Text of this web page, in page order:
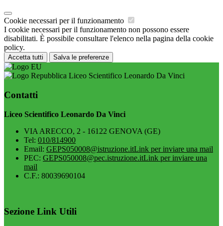
Cookie necessari per il funzionamento
I cookie necessari per il funzionamento non possono essere
disabilitati. È possibile consultare l'elenco nella pagina della cookie
policy.
Accetta tutti Salva le preferenze
Liceo Scientifico Leonardo Da Vinci
Contatti
Liceo Scientifico Leonardo Da Vinci
VIA ARECCO, 2 - 16122 GENOVA (GE)
Tel: 010/814900
Email: GEPS050008@istruzione.itLink per inviare una mail
PEC: GEPS050008@pec.istruzione.itLink per inviare una
mail
C.F.: 80039690104
Sezione Link Utili